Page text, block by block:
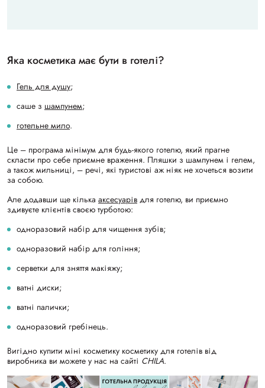
Яка косметика має бути в готелі?
Гель для душу;
саше з шампунем;
готельне мило.
Це – програма мінімум для будь-якого готелю, який прагне
скласти про себе приємне враження. Пляшки з шампунем і гелем,
а також мильниці, – речі, які туристові аж ніяк не хочеться возити
за собою.
Але додавши ще кілька аксесуарів для готелю, ви приємно
здивуєте клієнтів своєю турботою:
одноразовий набір для чищення зубів;
одноразовий набір для гоління;
серветки для зняття макіяжу;
ватні диски;
ватні палички;
одноразовий гребінець.
Вигідно купити міні косметику косметику для готелів від
виробника ви можете у нас на сайті CHILA.